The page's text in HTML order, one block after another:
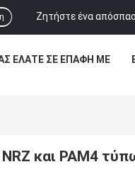
Ζητήστε ένα
ΕΛΆΤΕ ΣΕ ΕΠΑΦΉ ΜΕ
και PAM4